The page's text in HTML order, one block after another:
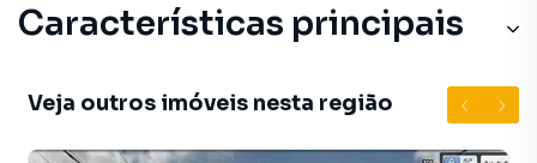
Características principais
Veja outros imóveis nesta região